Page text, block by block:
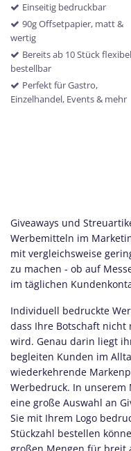
Einseitig bedruckbar
90g Offsetpapier, matt &
wertig
Bereits ab 10 Stück flexibel
bestellbar
Perfekt für Gastro,
Einzelhandel, Events & mehr
Giveaways und
Werbemitteln im
mit vergleichsweise
zu machen - ob auf
im täglichen
Individuell bedruckte
dass Ihre Botschaft
wird. Genau darin liegt
begleiten Kunden im
wiederkehrende
Werbedruck. In unserem
eine große Auswahl an
Sie mit Ihrem Logo
Stückzahl bestellen